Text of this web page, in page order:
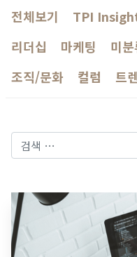
전체보기 TPI
리더십
마케팅 미
조직/문화
컬럼 트
다음 검색: